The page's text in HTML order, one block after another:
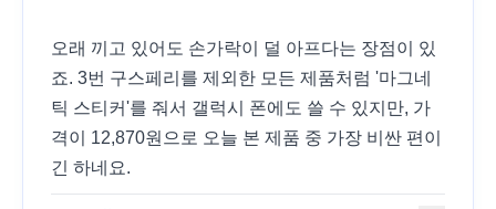
오래 끼고 있어도 손가락이 덜 아프다는 장점이 있
죠. 3번 구스페리를 제외한 모든 제품처럼 '마그네
틱 스티커'를 줘서 갤럭시 폰에도 쓸 수 있지만, 가
격이 12,870원으로 오늘 본 제품 중 가장 비싼 편이
긴 하네요.